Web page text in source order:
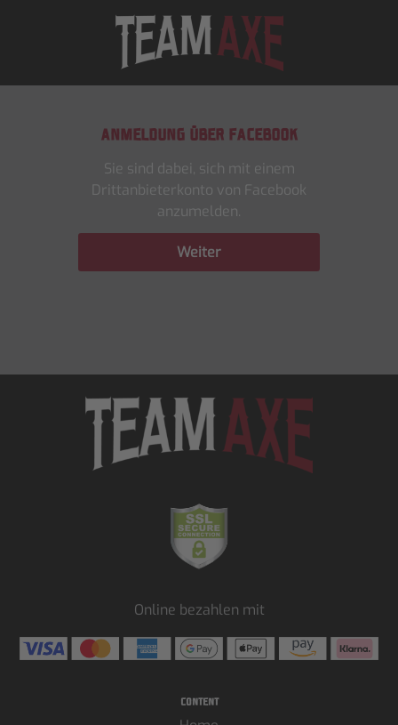
ANMELDUNG ÜBER FACEBOOK
Sie sind dabei, sich mit einem
Drittanbieterkonto von Facebook
anzumelden.
Weiter
Online bezahlen mit
Content